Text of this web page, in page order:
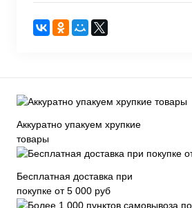
Аккуратно упакуем хрупкие
товары
Бесплатная доставка при
покупке от 5 000 руб